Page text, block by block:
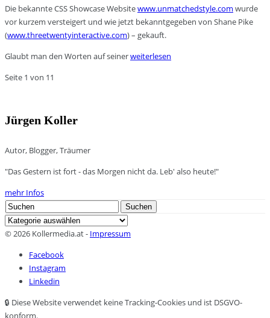
Die bekannte CSS Showcase Websitewww.unmatchedstyle.com wurde
vor kurzem versteigert und wie jetzt bekanntgegeben von Shane Pike
(www.threetwentyinteractive.com) – gekauft.
Glaubt man den Worten auf seinerweiterlesen
Seite 1 von 11
Jürgen Koller
Autor, Blogger, Träumer
"Das Gestern ist fort - das Morgen nicht da. Leb' also heute!"
mehr Infos
Search
for:
Suchen
Kategorien
© 2026 Kollermedia.at - Impressum
Facebook
Instagram
Linkedin
🔒 Diese Website verwendet keine Tracking-Cookies und ist DSGVO-
konform.